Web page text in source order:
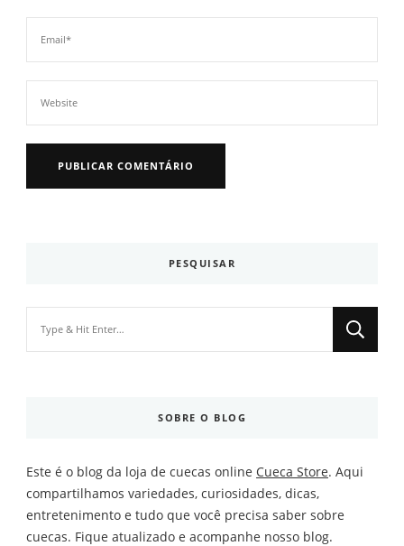
PESQUISAR
SOBRE O BLOG
Este é o blog da loja de cuecas online Cueca Store. Aqui
compartilhamos variedades, curiosidades, dicas,
entretenimento e tudo que você precisa saber sobre
cuecas. Fique atualizado e acompanhe nosso blog.